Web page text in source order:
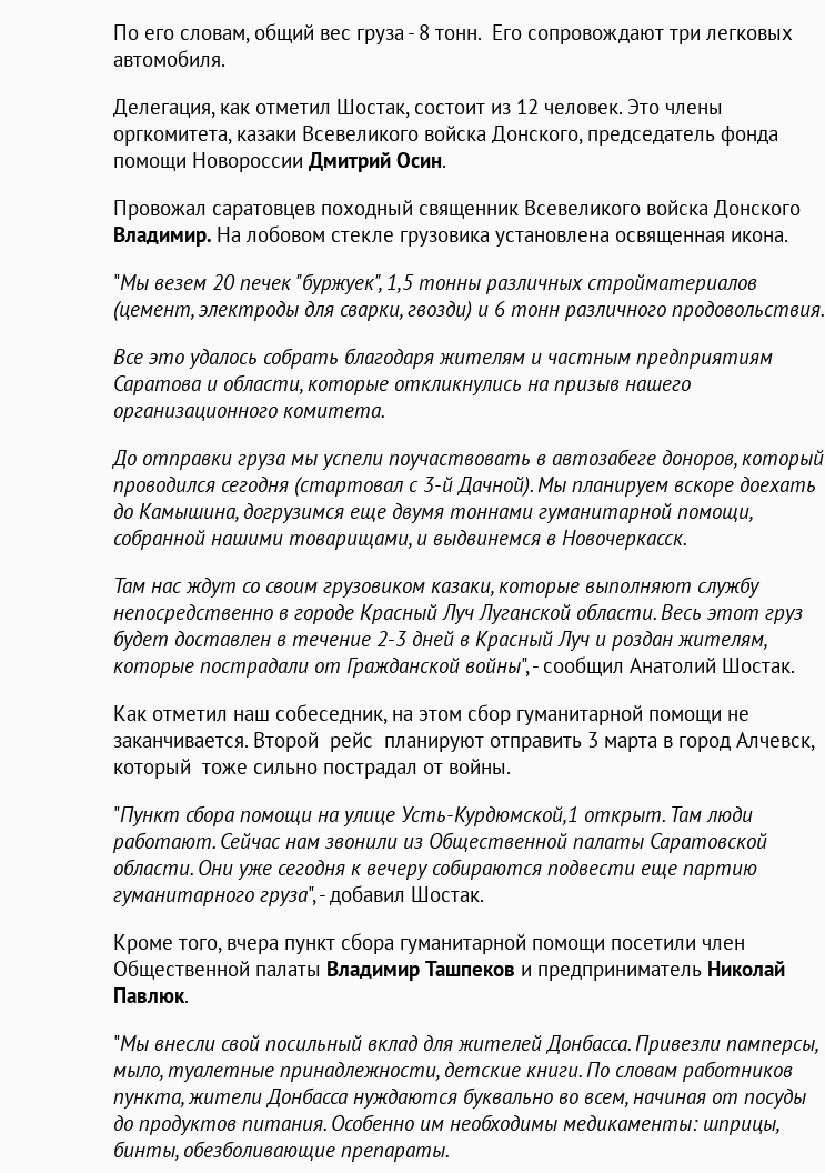
По его словам, общий вес груза - 8 тонн. Его сопровождают три легковых
автомобиля.
Делегация, как отметил Шостак, состоит из 12 человек. Это члены
оргкомитета, казаки Всевеликого войска Донского, председатель фонда
помощи Новороссии Дмитрий Осин.
Провожал саратовцев походный священник Всевеликого войска Донского
Владимир. На лобовом стекле грузовика установлена освященная икона.
"Мы везем 20 печек "буржуек", 1,5 тонны различных стройматериалов
(цемент, электроды для сварки, гвозди) и 6 тонн различного продовольствия.
Все это удалось собрать благодаря жителям и частным предприятиям
Саратова и области, которые откликнулись на призыв нашего
организационного комитета.
До отправки груза мы успели поучаствовать в автозабеге доноров, который
проводился сегодня (стартовал с 3-й Дачной). Мы планируем вскоре доехать
до Камышина, догрузимся еще двумя тоннами гуманитарной помощи,
собранной нашими товарищами, и выдвинемся в Новочеркасск.
Там нас ждут со своим грузовиком казаки, которые выполняют службу
непосредственно в городе Красный Луч Луганской области. Весь этот груз
будет доставлен в течение 2-3 дней в Красный Луч и роздан жителям,
которые пострадали от Гражданской войны", - сообщил Анатолий Шостак.
Как отметил наш собеседник, на этом сбор гуманитарной помощи не
заканчивается. Второй рейс планируют отправить 3 марта в город Алчевск,
который тоже сильно пострадал от войны.
"Пункт сбора помощи на улице Усть-Курдюмской,1 открыт. Там люди
работают. Сейчас нам звонили из Общественной палаты Саратовской
области. Они уже сегодня к вечеру собираются подвести еще партию
гуманитарного груза", - добавил Шостак.
Кроме того, вчера пункт сбора гуманитарной помощи посетили член
Общественной палаты Владимир Ташпеков и предприниматель Николай
Павлюк.
"Мы внесли свой посильный вклад для жителей Донбасса. Привезли памперсы,
мыло, туалетные принадлежности, детские книги. По словам работников
пункта, жители Донбасса нуждаются буквально во всем, начиная от посуды
до продуктов питания. Особенно им необходимы медикаменты: шприцы,
бинты, обезболивающие препараты.